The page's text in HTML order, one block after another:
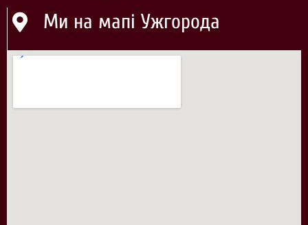
Ми на мапі Ужгорода